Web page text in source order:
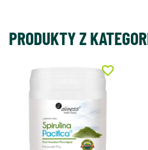
PRODUKTY Z
favorite_border